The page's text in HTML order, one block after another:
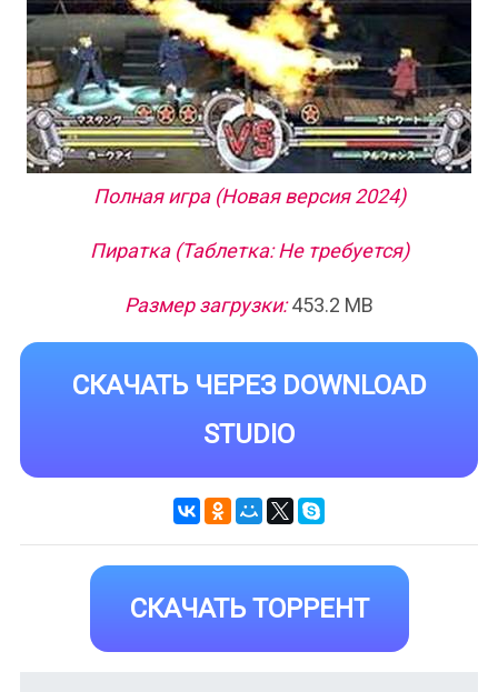
Полная игра (Новая версия 2024)
Пиратка (Таблетка: Не требуется)
Размер загрузки:453.2 MB
СКАЧАТЬ ЧЕРЕЗ DOWNLOAD
STUDIO
СКАЧАТЬ ТОРРЕНТ